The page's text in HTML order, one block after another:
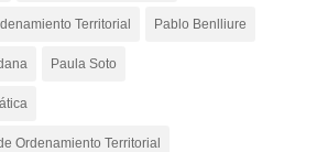
Territorial Pablo Benlliure
Paula Soto
Ordenamiento Territorial